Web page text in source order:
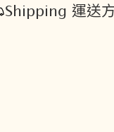
Shipping 運送